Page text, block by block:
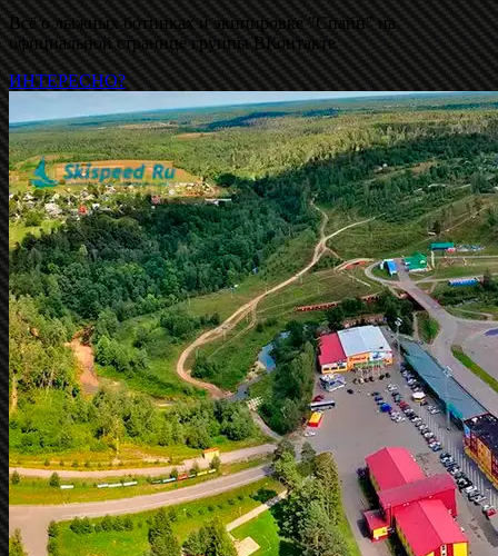
Всё о лыжных ботинках и экипировке "Спайн" на
официальной странице группы ВКонтакте
ИНТЕРЕСНО?